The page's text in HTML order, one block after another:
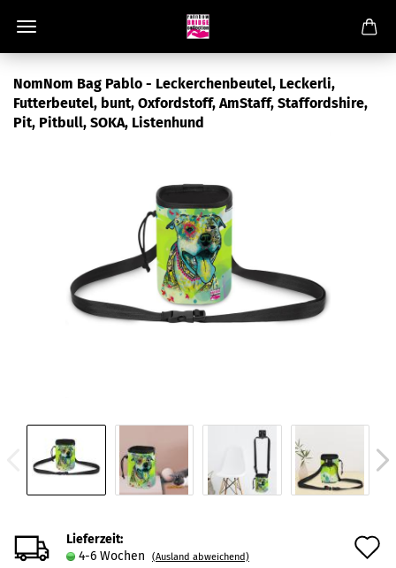
NomNom Bag Pablo - Leckerchenbeutel, Leckerli,
Futterbeutel, bunt, Oxfordstoff, AmStaff, Staffordshire,
Pit, Pitbull, SOKA, Listenhund
Lieferzeit:
4-6 Wochen
(Ausland abweichend)